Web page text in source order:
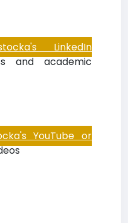
LinkedIn
and academic
YouTube or